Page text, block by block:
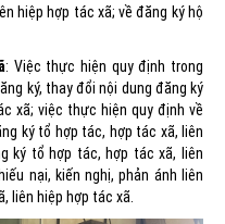
hiệp hợp tác xã; về đăng ký hộ
: Việc thực hiện quy định trong
ký, thay đổi nội dung đăng ký
xã; việc thực hiện quy định về
ký tổ hợp tác, hợp tác xã, liên
ký tổ hợp tác, hợp tác xã, liên
nại, kiến nghị, phản ánh liên
liên hiệp hợp tác xã.